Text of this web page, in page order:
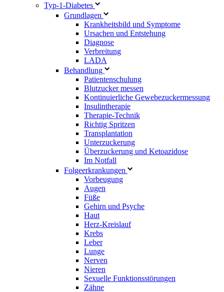
Typ-1-Diabetes
Grundlagen
Krankheitsbild und Symptome
Ursachen und Entstehung
Diagnose
Verbreitung
LADA
Behandlung
Patientenschulung
Blutzucker messen
Kontinuierliche Gewebezuckermessung
Insulintherapie
Therapie-Technik
Richtig Spritzen
Transplantation
Unterzuckerung
Überzuckerung und Ketoazidose
Im Notfall
Folgeerkrankungen
Vorbeugung
Augen
Füße
Gehirn und Psyche
Haut
Herz-Kreislauf
Krebs
Leber
Lunge
Nerven
Nieren
Sexuelle Funktionsstörungen
Zähne